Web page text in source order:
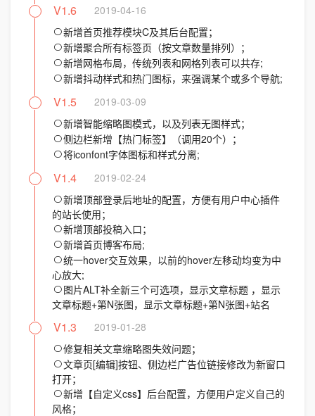
2019-04-16
新增首页推荐模块C及其后台配置；
新增聚合所有标签页（按文章数量排列）；
新增网格布局，传统列表和网格列表可以共存;
新增抖动样式和热门图标，来强调某个或多个导航;
V1.6
2019-03-09
新增智能缩略图模式，以及列表无图样式；
侧边栏新增【热门标签】（调用20个）；
将iconfont字体图标和样式分离;
V1.5
2019-02-24
新增顶部登录后地址的配置，方便有用户中心插件
的站长使用；
新增顶部投稿入口；
新增首页博客布局;
统一hover交互效果，以前的hover左移动均变为中
心放大;
图片ALT补全新三个可选项，显示文章标题 ，显示
文章标题+第N张图，显示文章标题+第N张图+站名
V1.4
2019-01-28
修复相关文章缩略图失效问题；
文章页[编辑]按钮、侧边栏广告位链接修改为新窗口
打开；
新增【自定义css】后台配置，方便用户定义自己的
风格；
V1.3